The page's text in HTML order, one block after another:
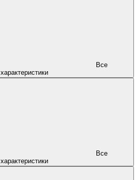
характеристики
характеристики